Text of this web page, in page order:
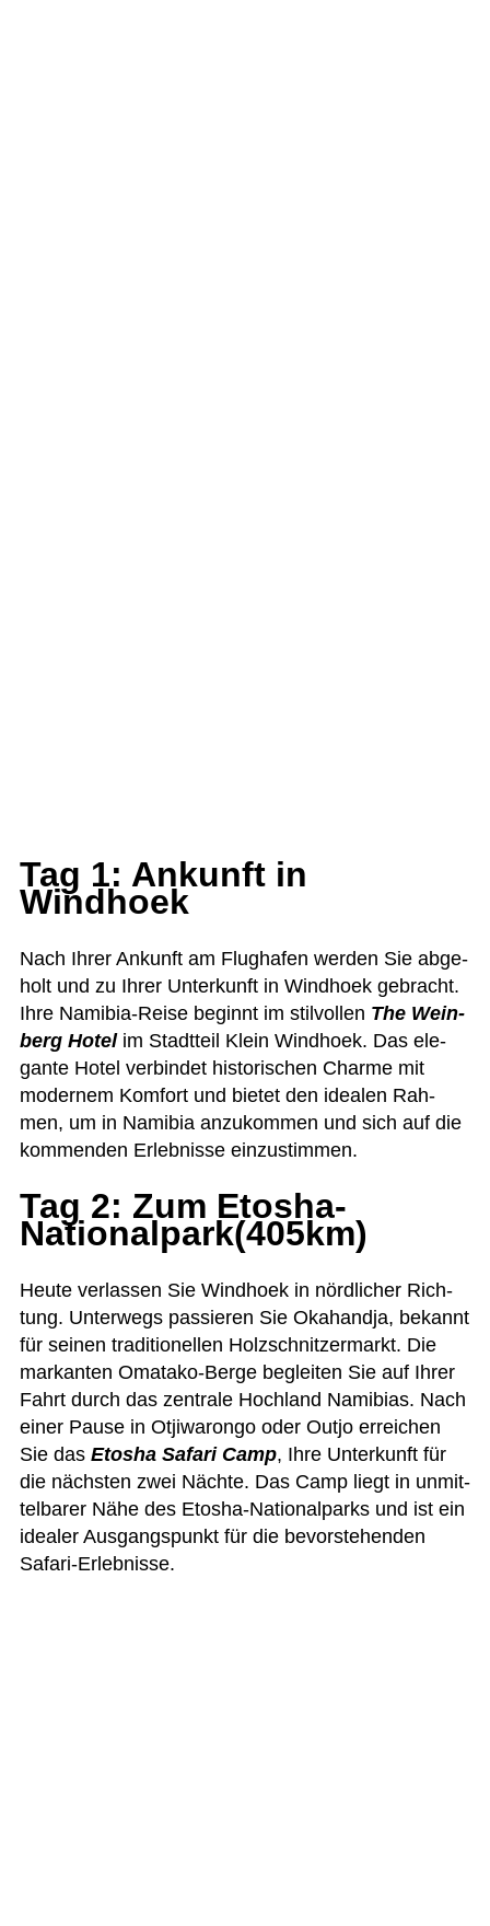
Tag 1: Ankunft in
Windhoek
Nach Ihrer Ankunft am Flug­ha­fen wer­den Sie abge­
holt und zu Ihrer Unter­kunft in Wind­hoek gebracht.
Ihre Nami­bia-Reise beginnt im stil­vol­len The Wein­
berg Hotel im Stadt­teil Klein Wind­hoek. Das ele­
gante Hotel ver­bin­det his­to­ri­schen Charme mit
moder­nem Kom­fort und bie­tet den idea­len Rah­
men, um in Nami­bia anzu­kom­men und sich auf die
kom­men­den Erleb­nisse einzustimmen.
Tag 2: Zum Etosha-
Nationalpark(405km)
Heute ver­las­sen Sie Wind­hoek in nörd­li­cher Rich­
tung. Unter­wegs pas­sie­ren Sie Oka­handja, bekannt
für sei­nen tra­di­tio­nel­len Holz­schnit­zer­markt. Die
mar­kan­ten Oma­tako-Berge beglei­ten Sie auf Ihrer
Fahrt durch das zen­trale Hoch­land Nami­bias. Nach
einer Pause in Otji­wa­rongo oder Outjo errei­chen
Sie das Eto­sha Safari Camp, Ihre Unter­kunft für
die nächs­ten zwei Nächte. Das Camp liegt in unmit­
tel­ba­rer Nähe des Eto­sha-Natio­nal­parks und ist ein
idea­ler Aus­gangs­punkt für die bevor­ste­hen­den
Safari-Erlebnisse.